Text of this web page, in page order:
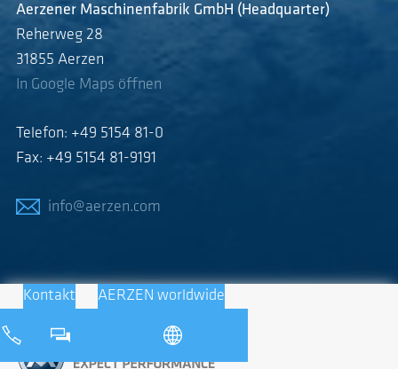
Aerzener Maschinenfabrik GmbH (Headquarter)
Reherweg 28
31855 Aerzen
In Google Maps öffnen
Telefon: +49 5154 81-0
Fax: +49 5154 81-9191
info@aerzen.com
Kontakt AERZEN worldwide